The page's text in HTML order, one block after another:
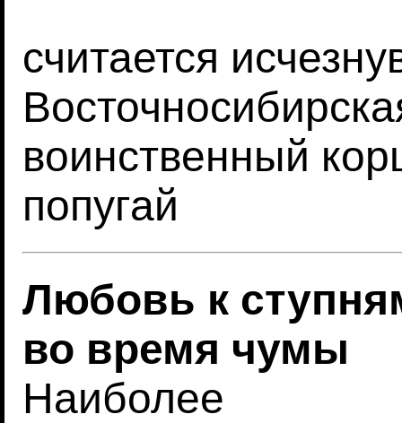
считается
воинственный
попугай
Любовь к
во время чумы
Наиболее